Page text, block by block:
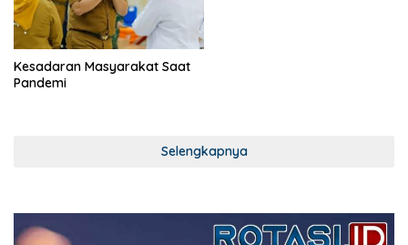
Kesadaran Masyarakat Saat
Pandemi
Selengkapnya